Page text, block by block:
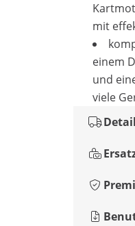
mit
einem
und
viele